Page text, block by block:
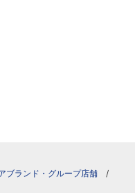
ブランド・グループ店舗